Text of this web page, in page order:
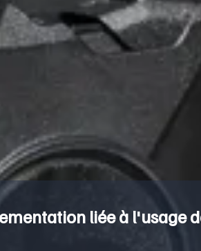
liée à l'usage